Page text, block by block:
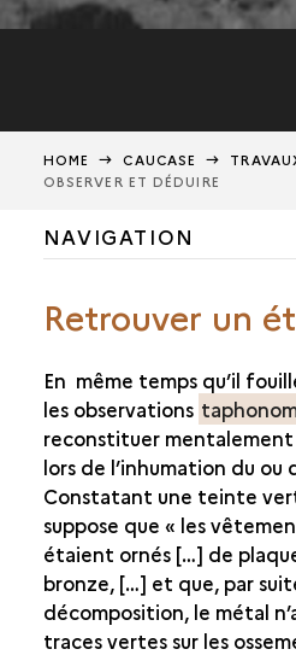
HOME CAUCASE
OBSERVER ET DÉDUIRE
NAVIGATION
TRAVAUX DE TERRAIN
FOUILLER POUR COMPRENDRE
OBSERVER ET DÉDUIRE
ENREGISTRER ET
MÉTALLURGIE ET SOCIÉTÉ
Retrouver un
En même temps qu’il
les observations
reconstituer
lors de l’inhumation du ou
Constatant une teinte
suppose que « les
étaient ornés […] de
bronze, […] et que, par
décomposition, le métal
traces vertes sur les